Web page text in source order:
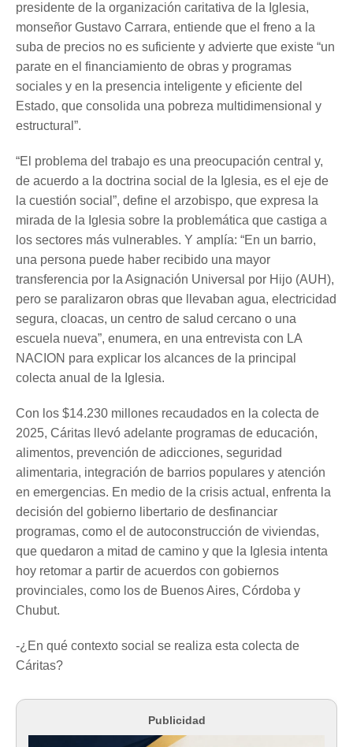
presidente de la organización caritativa de la Iglesia,
monseñor Gustavo Carrara, entiende que el freno a la
suba de precios no es suficiente y advierte que existe “un
parate en el financiamiento de obras y programas
sociales y en la presencia inteligente y eficiente del
Estado, que consolida una pobreza multidimensional y
estructural”.
“El problema del trabajo es una preocupación central y,
de acuerdo a la doctrina social de la Iglesia, es el eje de
la cuestión social”, define el arzobispo, que expresa la
mirada de la Iglesia sobre la problemática que castiga a
los sectores más vulnerables. Y amplía: “En un barrio,
una persona puede haber recibido una mayor
transferencia por la Asignación Universal por Hijo (AUH),
pero se paralizaron obras que llevaban agua, electricidad
segura, cloacas, un centro de salud cercano o una
escuela nueva”, enumera, en una entrevista con LA
NACION para explicar los alcances de la principal
colecta anual de la Iglesia.
Con los $14.230 millones recaudados en la colecta de
2025, Cáritas llevó adelante programas de educación,
alimentos, prevención de adicciones, seguridad
alimentaria, integración de barrios populares y atención
en emergencias. En medio de la crisis actual, enfrenta la
decisión del gobierno libertario de desfinanciar
programas, como el de autoconstrucción de viviendas,
que quedaron a mitad de camino y que la Iglesia intenta
hoy retomar a partir de acuerdos con gobiernos
provinciales, como los de Buenos Aires, Córdoba y
Chubut.
-¿En qué contexto social se realiza esta colecta de
Cáritas?
Publicidad